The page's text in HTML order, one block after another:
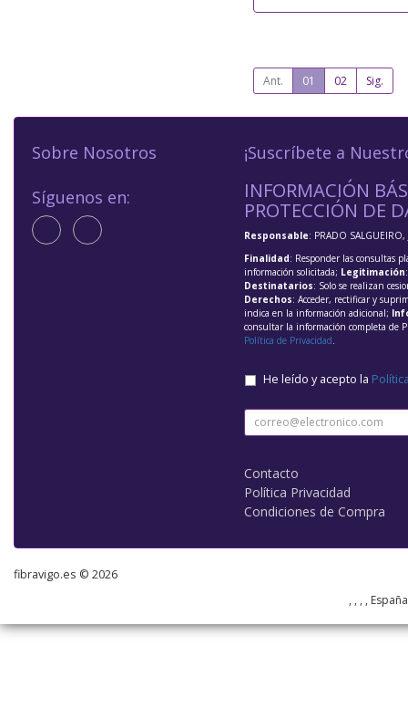
Ant. 01 02 Sig.
Sobre Nosotros
Síguenos en:
¡Suscríbete a
INFORMACIÓN
PROTECCIÓN DE
Responsable: PRADO SALGUEIRO,
Finalidad: Responder las consultas
información solicitada; Legitimación
Destinatarios: Solo se realizan
Derechos: Acceder, rectificar y
indica en la información adicional;
consultar la información completa de
Política de Privacidad.
He leído y acepto la
Contacto
Política Privacidad
Condiciones de Compra
fibravigo.es © 2026
, , , ,